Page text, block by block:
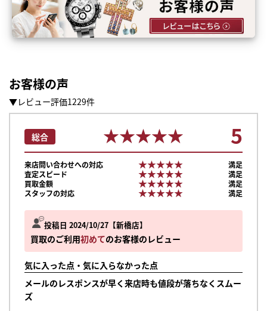
お客様の声
▼レビュー評価1229件
投稿日 2024/10/27 新橋店
買取のご利用初めてのお客様のレビュー
気に入った点・気に入らなかった点
メールのレスポンスが早く来店時も値段が落ちなくスムー
ズ
総合 ★★★★★
★★★★★ 5
来店問い合わせへの対応 ★★★★★
★★★★★
満足
査定スピード
★★★★★
★★★★★
満足
買取金額
★★★★★
★★★★★
満足
スタッフの対応
★★★★★
★★★★★ 満足